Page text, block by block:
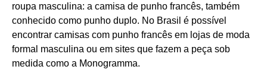
roupa masculina: a camisa de punho francês, também
conhecido como punho duplo. No Brasil é possível
encontrar camisas com punho francês em lojas de moda
formal masculina ou em sites que fazem a peça sob
medida como a Monogramma.